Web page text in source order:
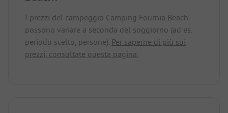
I prezzi del campeggio Camping Fournia Beach
possono variare a seconda del soggiorno (ad es.
periodo scelto, persone). Per saperne di più sui
prezzi, consultate questa pagina.